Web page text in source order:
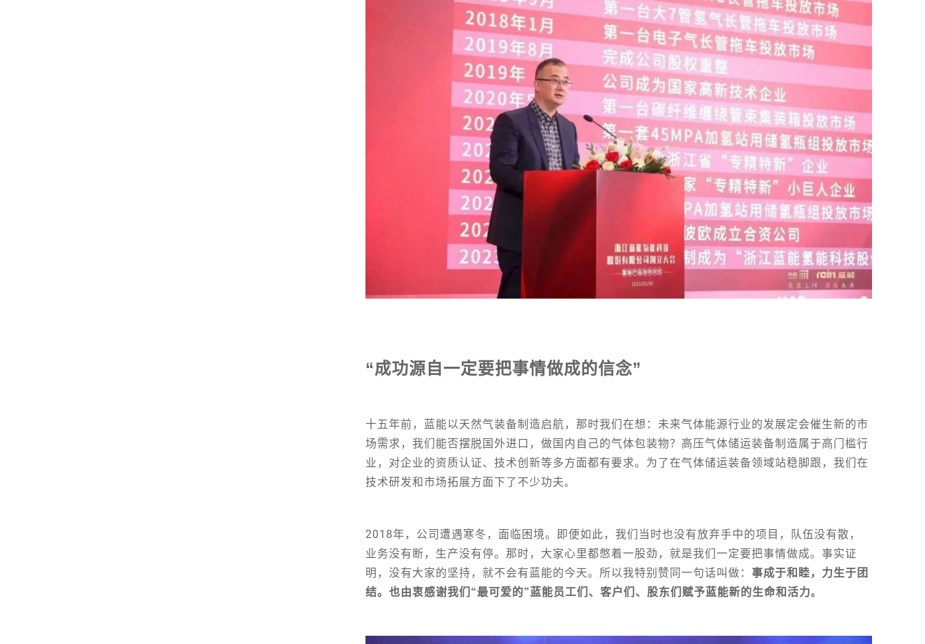
“成功源自一定要把事情做成的信念”
十五年前，蓝能以天然气装备制造启航，那时我们在想：未来气体能源行业的发展定会催生新的市
场需求，我们能否摆脱国外进口，做国内自己的气体包装物？高压气体储运装备制造属于高门槛行
业，对企业的资质认证、技术创新等多方面都有要求。为了在气体储运装备领域站稳脚跟，我们在
技术研发和市场拓展方面下了不少功夫。
2018年，公司遭遇寒冬，面临困境。即便如此，我们当时也没有放弃手中的项目，队伍没有散，
业务没有断，生产没有停。那时，大家心里都憋着一股劲，就是我们一定要把事情做成。事实证
明，没有大家的坚持，就不会有蓝能的今天。所以我特别赞同一句话叫做： 事成于和睦，力生于团
结。也由衷感谢我们“最可爱的”蓝能员工们、客户们、股东们赋予蓝能新的生命和活力。